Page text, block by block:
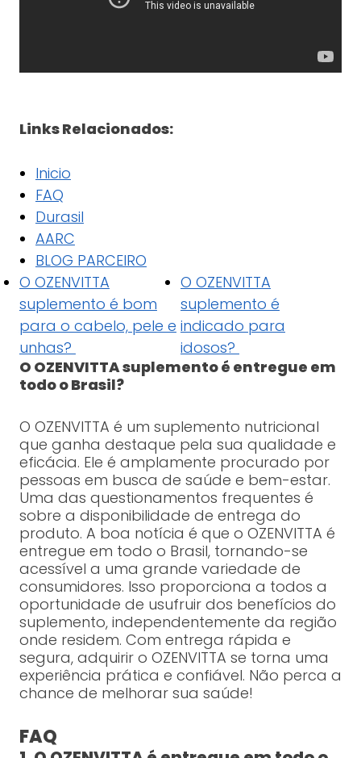
Links Relacionados:
Inicio
FAQ
Durasil
AARC
BLOG PARCEIRO
O OZENVITTA
suplemento é bom
para o cabelo, pele e
unhas?
O OZENVITTA
suplemento é
indicado para
idosos?
O OZENVITTA suplemento é entregue em
todo o Brasil?
O OZENVITTA é um suplemento nutricional
que ganha destaque pela sua qualidade e
eficácia. Ele é amplamente procurado por
pessoas em busca de saúde e bem-estar.
Uma das questionamentos frequentes é
sobre a disponibilidade de entrega do
produto. A boa notícia é que o OZENVITTA é
entregue em todo o Brasil, tornando-se
acessível a uma grande variedade de
consumidores. Isso proporciona a todos a
oportunidade de usufruir dos benefícios do
suplemento, independentemente da região
onde residem. Com entrega rápida e
segura, adquirir o OZENVITTA se torna uma
experiência prática e confiável. Não perca a
chance de melhorar sua saúde!
FAQ